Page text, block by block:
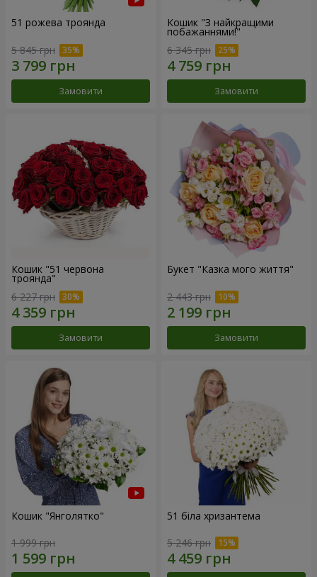
51 рожева троянда
5 845 грн
Замовити
Кошик "З найкращими
побажаннями!"
6 345 грн
Замовити
Кошик "51 червона
троянда"
6 227 грн
Замовити
Букет "Казка мого життя"
2 443 грн
Замовити
Кошик "Янголятко"
1 999 грн
51 біла хризантема
5 246 грн